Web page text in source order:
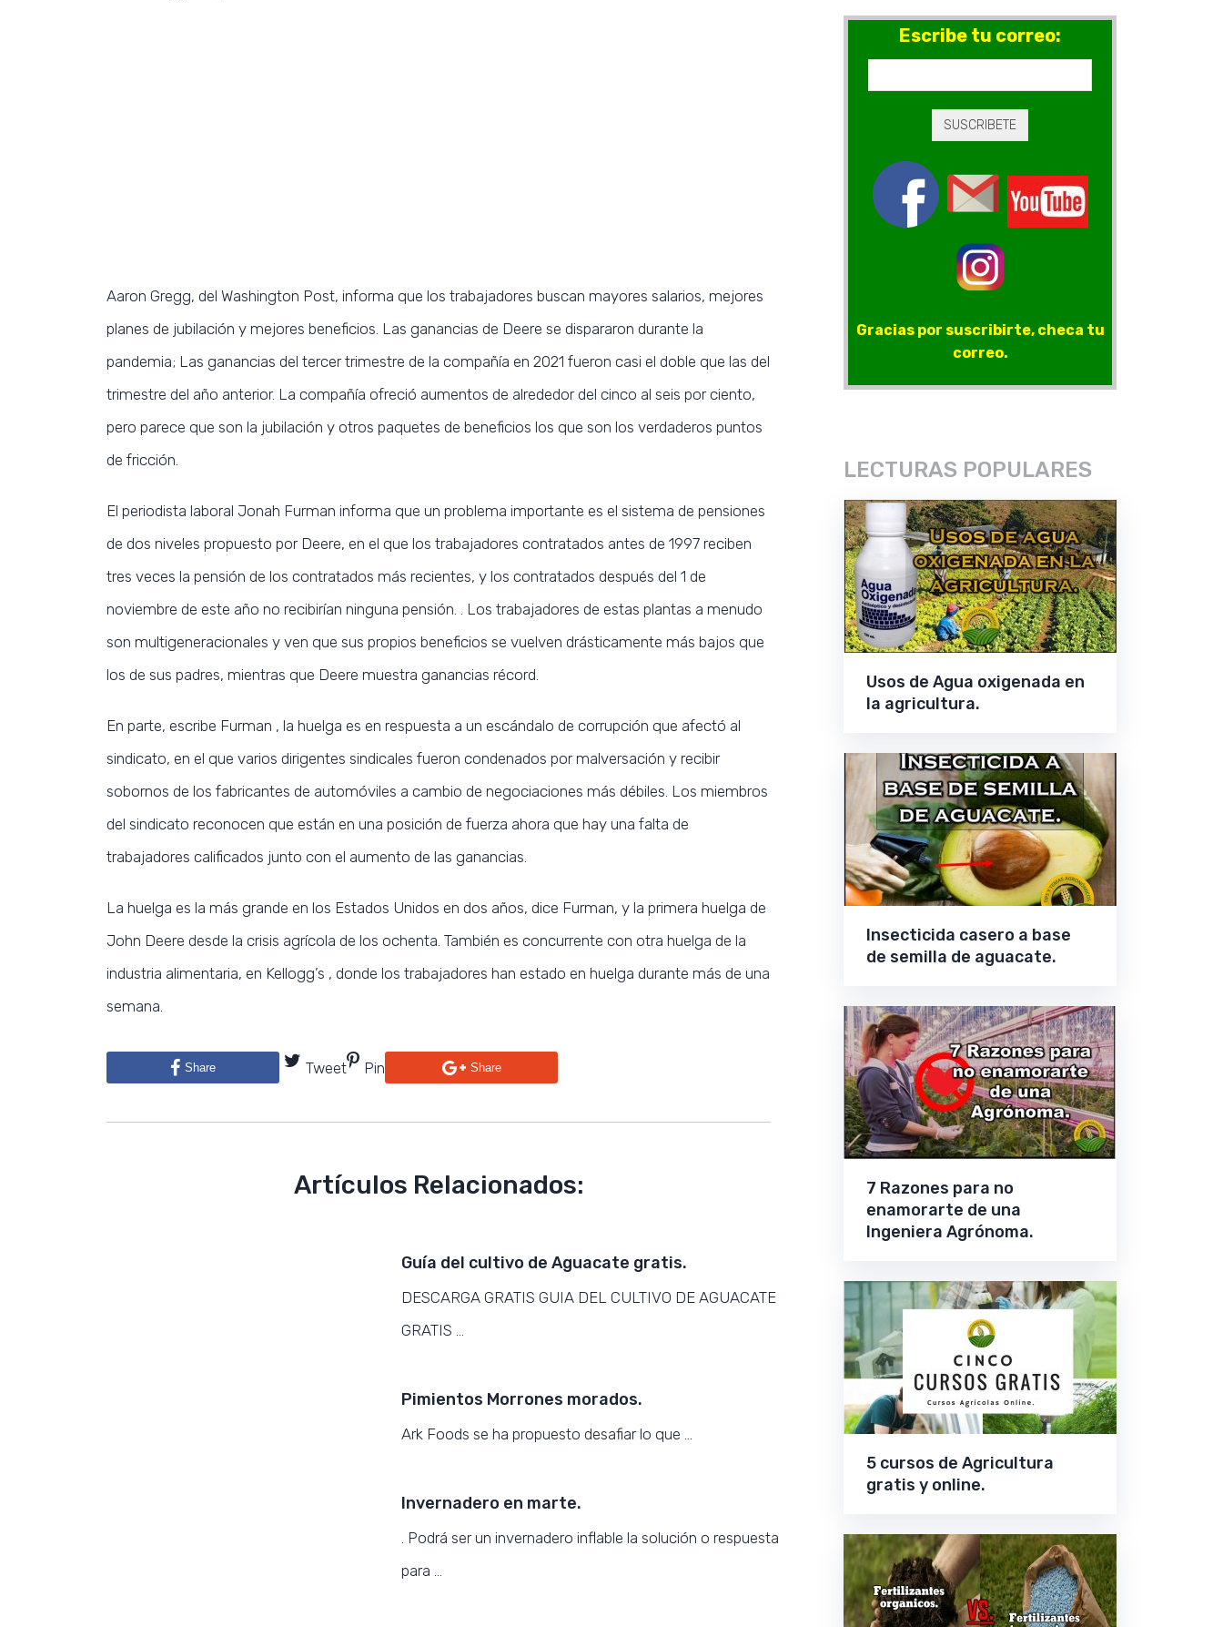
Aaron Gregg, del Washington Post, informa que los trabajadores buscan mayores salarios, mejores
planes de jubilación y mejores beneficios. Las ganancias de Deere se dispararon durante la
pandemia; Las ganancias del tercer trimestre de la compañía en 2021 fueron casi el doble que las del
trimestre del año anterior. La compañía ofreció aumentos de alrededor del cinco al seis por ciento,
pero parece que son la jubilación y otros paquetes de beneficios los que son los verdaderos puntos
de fricción.
El periodista laboral Jonah Furman informa que un problema importante es el sistema de pensiones
de dos niveles propuesto por Deere, en el que los trabajadores contratados antes de 1997 reciben
tres veces la pensión de los contratados más recientes, y los contratados después del 1 de
noviembre de este año no recibirían ninguna pensión. . Los trabajadores de estas plantas a menudo
son multigeneracionales y ven que sus propios beneficios se vuelven drásticamente más bajos que
los de sus padres, mientras que Deere muestra ganancias récord.
En parte, escribe Furman , la huelga es en respuesta a un escándalo de corrupción que afectó al
sindicato, en el que varios dirigentes sindicales fueron condenados por malversación y recibir
sobornos de los fabricantes de automóviles a cambio de negociaciones más débiles. Los miembros
del sindicato reconocen que están en una posición de fuerza ahora que hay una falta de
trabajadores calificados junto con el aumento de las ganancias.
La huelga es la más grande en los Estados Unidos en dos años, dice Furman, y la primera huelga de
John Deere desde la crisis agrícola de los ochenta. También es concurrente con otra huelga de la
industria alimentaria, en Kellogg’s , donde los trabajadores han estado en huelga durante más de una
semana.
Share Tweet Pin Share
Artículos Relacionados:
Guía del cultivo de Aguacate gratis.
DESCARGA GRATIS GUIA DEL CULTIVO DE AGUACATE
GRATIS …
Pimientos Morrones morados.
Ark Foods se ha propuesto desafiar lo que …
Invernadero en marte.
. Podrá ser un invernadero inflable la solución o respuesta
para …
Escribe tu correo:
Gracias por suscribirte, checa tu
correo.
LECTURAS POPULARES
Usos de Agua oxigenada en
la agricultura.
Insecticida casero a base
de semilla de aguacate.
7 Razones para no
enamorarte de una
Ingeniera Agrónoma.
5 cursos de Agricultura
gratis y online.